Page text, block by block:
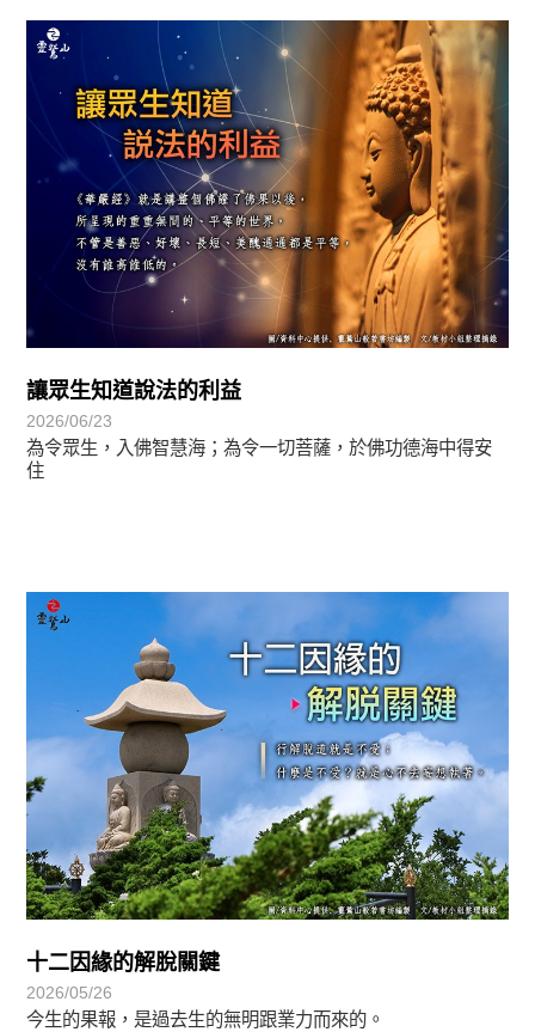
讓眾生知道說法的利益
2026/06/23
為令眾生，入佛智慧海；為令一切菩薩，於佛功德海中得安
住
圓滿覺-華嚴期
十二因緣的解脫關鍵
2026/05/26
今生的果報，是過去生的無明跟業力而來的。
覺有情-法華期